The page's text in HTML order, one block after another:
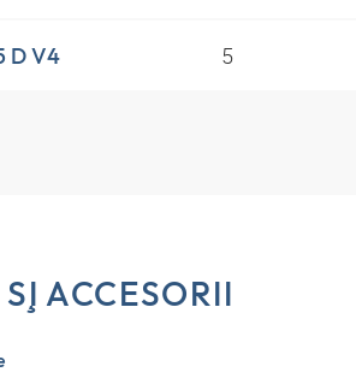
D V4 5
ACCESORII